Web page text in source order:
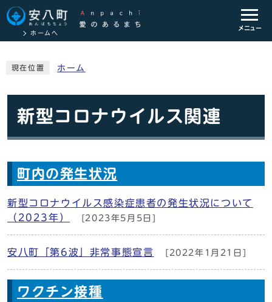
ホームへ
メニュー
現在位置 ホーム
新型コロナウイルス関連
町内の発生状況
新型コロナウイルス感染症患者の発生状況について
（2023年）
[2023年5月5日]
安八町「第6波」非常事態宣言 [2022年1月21日]
ワクチン接種